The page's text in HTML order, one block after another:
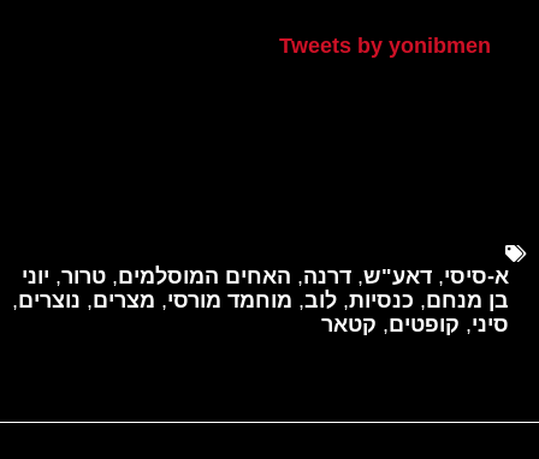
Tweets by yonibmen
א-סיסי, דאע"ש, דרנה, האחים המוסלמים, טרור, יוני
בן מנחם, כנסיות, לוב, מוחמד מורסי, מצרים, נוצרים,
סיני, קופטים, קטאר